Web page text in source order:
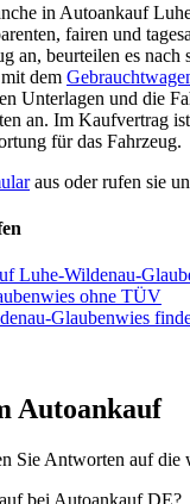
in Autoankauf
fairen und
an, beurteilen es
dem
Unterlagen und die
an. Im Kaufvertrag
für das Fahrzeug.
aus oder rufen sie
Luhe-Wildenau-
ohne TÜV
Glaubenwies
Autoankauf
Sie Antworten auf die